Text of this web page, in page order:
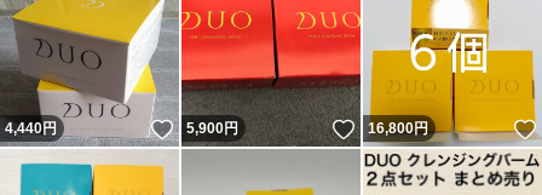
4,440円 いいね！
5,900円 いいね！
16,800円